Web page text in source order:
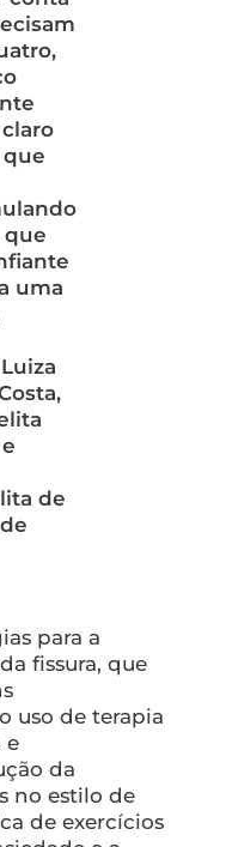
que
que
uma
de
para a
fissura, que
uso de terapia
e
da
no estilo de
de exercícios